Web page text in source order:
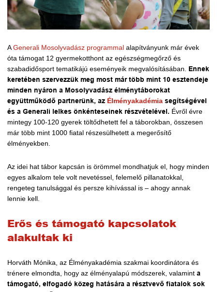
AGenerali Mosolyvadász programmal alapítványunk már évek
óta támogat 12 gyermekotthont az egészségmegőrző és
szabadidősport tematikájú eseményeik megvalósításában. Ennek
keretében szervezzük meg most már több mint 10 esztendeje
minden nyáron a Mosolyvadász élménytáborokat
együttműködő partnerünk, az Élményakadémia segítségével
és a Generali lelkes önkénteseinek részvételével. Évről évre
mintegy 100-120 gyerek töltődhetett fel a táborokban, összesen
már több mint 1000 fiatal részesülhetett a megerősítő
élményekben.
Az idei hat tábor kapcsán is örömmel mondhatjuk el, hogy minden
egyes alkalom tele volt nevetéssel, felemelő pillanatokkal,
rengeteg tanulsággal és persze kihívással is – ahogy annak
lennie kell.
Erős és támogató kapcsolatok
alakultak ki
Horváth Mónika, az Élményakadémia szakmai koordinátora és
trénere elmondta, hogy az élményalapú módszerek, valamint a
támogató, elfogadó közeg hatására a résztvevő fiatalok sok